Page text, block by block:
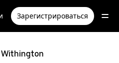
Зарегистрироваться
Withington